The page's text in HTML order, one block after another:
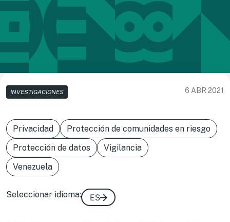
INVESTIGACIONES 6 ABR 2021
Privacidad
Protección de comunidades en riesgo
Protección de datos
Vigilancia
Venezuela
Seleccionar idioma: ES